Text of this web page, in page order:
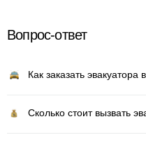
Вопрос-ответ
Как заказать эвакуатора
Сколько стоит вызвать